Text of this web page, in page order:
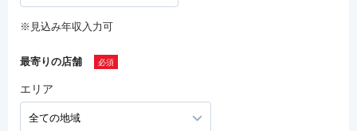
※見込み年収入力可
最寄りの店舗
エリア